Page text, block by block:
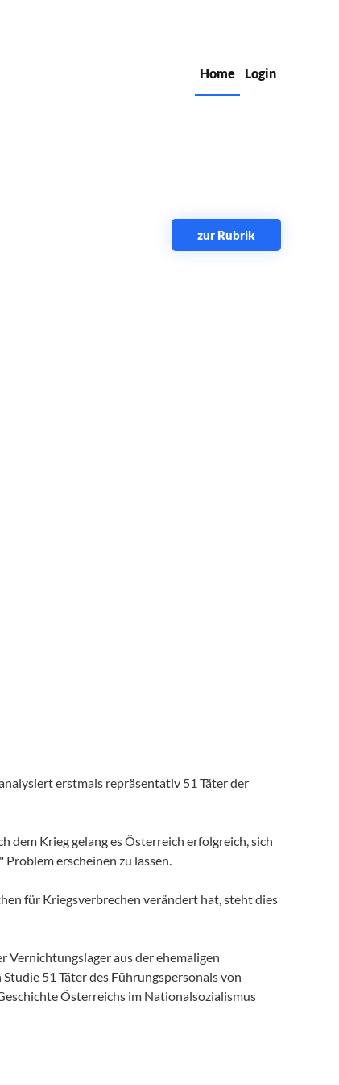
Home
Login
zur Rubrik
erstmals repräsentativ 51 Täter der
dem Krieg gelang es Österreich erfolgreich, sich
erscheinen zu lassen.
für Kriegsverbrechen verändert hat, steht dies
Vernichtungslager aus der ehemaligen
51 Täter des Führungspersonals von
Österreichs im Nationalsozialismus